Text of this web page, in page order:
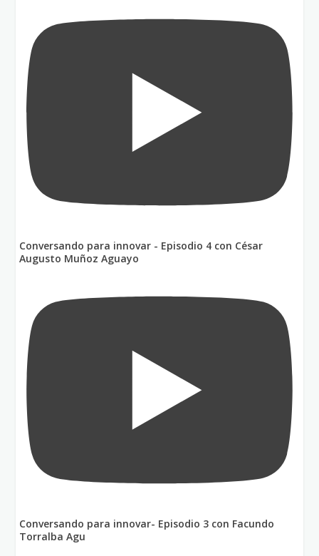
Conversando para innovar - Episodio 4 con César
Augusto Muñoz Aguayo
Conversando para innovar- Episodio 3 con Facundo
Torralba Agu